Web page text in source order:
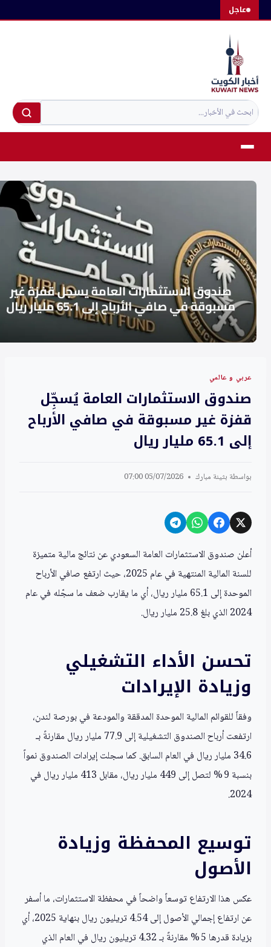
عاجلالتجاوز
عربي و عالمي
صندوق الاستثمارات العامة يُسجِّل
قفزة غير مسبوقة في صافي الأرباح
إلى 65.1 مليار ريال
بواسطة بثينة مبارك 05/07/2026 07:00
أعلن صندوق الاستثمارات العامة السعودي عن نتائج مالية متميزة
للسنة المالية المنتهية في عام 2025، حيث ارتفع صافي الأرباح
الموحدة إلى 65.1 مليار ريال، أي ما يقارب ضعف ما سجّله في عام
2024 الذي بلغ 25.8 مليار ريال.
تحسن الأداء التشغيلي
وزيادة الإيرادات
وفقاً للقوائم المالية الموحدة المدققة والمودعة في بورصة لندن،
ارتفعت أرباح الصندوق التشغيلية إلى 77.9 مليار ريال مقارنةً بـ
34.6 مليار ريال في العام السابق. كما سجلت إيرادات الصندوق نمواً
بنسبة 9 % لتصل إلى 449 مليار ريال، مقابل 413 مليار ريال في
2024.
توسيع المحفظة وزيادة
الأصول
عكس هذا الارتفاع توسعاً واضحاً في محفظة الاستثمارات، ما أسفر
عن ارتفاع إجمالي الأصول إلى 4.54 تريليون ريال بنهاية 2025، أي
بزيادة قدرها 5 % مقارنةً بـ 4.32 تريليون ريال في العام الذي